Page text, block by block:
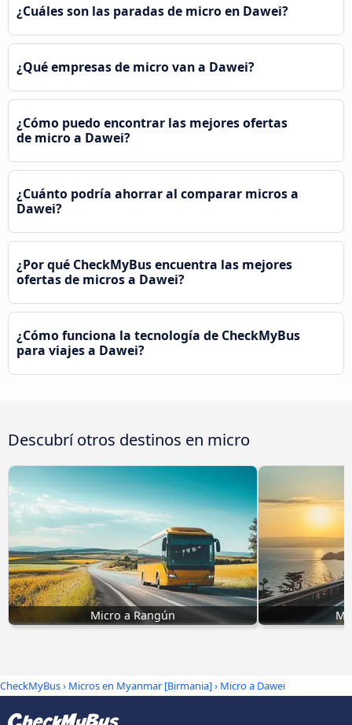
¿Cuáles son las paradas de micro en Dawei?
¿Qué empresas de micro van a Dawei?
¿Cómo puedo encontrar las mejores ofertas
de micro a Dawei?
¿Cuánto podría ahorrar al comparar micros a
Dawei?
¿Por qué CheckMyBus encuentra las mejores
ofertas de micros a Dawei?
¿Cómo funciona la tecnología de CheckMyBus
para viajes a Dawei?
Descubrí otros destinos en micro
Micro a Rangún
CheckMyBus› Micros en Myanmar [Birmania]› Micro a Dawei